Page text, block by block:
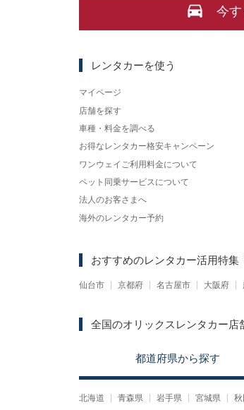
今
レンタカーを使う
マイページ
店舗を探す
車種・料金を調べる
お得なレンタカー格安キャンペーン
ワンウェイご利用料金について
ペット同乗サービスについて
法人のお客さまへ
海外のレンタカー予約
おすすめのレンタカー活用特集
仙台市 京都府 名古屋市 大阪府
全国のオリックスレンタカー店
都道府県から探す
北海道 青森県 岩手県 宮城県 秋